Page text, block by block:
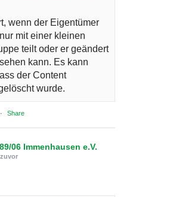
wenn der Eigentümer
mit einer kleinen
teilt oder er geändert
kann. Es kann
der Content
wurde.
· Share
06 Immenhausen e.V.